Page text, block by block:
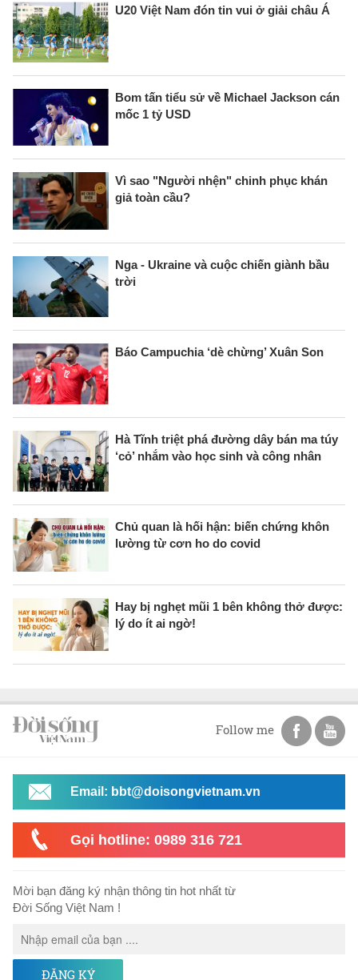
U20 Việt Nam đón tin vui ở giải châu Á
Bom tấn tiểu sử về Michael Jackson cán
mốc 1 tỷ USD
Vì sao "Người nhện" chinh phục khán
giả toàn cầu?
Nga - Ukraine và cuộc chiến giành bầu
trời
Báo Campuchia ‘dè chừng’ Xuân Son
Hà Tĩnh triệt phá đường dây bán ma túy
‘cỏ’ nhắm vào học sinh và công nhân
Chủ quan là hối hận: biến chứng khôn
lường từ cơn ho do covid
Hay bị nghẹt mũi 1 bên không thở được:
lý do ít ai ngờ!
Follow me
Email: bbt@doisongvietnam.vn
Gọi hotline: 0989 316 721
Mời bạn đăng ký nhận thông tin hot nhất từ
Đời Sống Việt Nam !
ĐĂNG KÝ